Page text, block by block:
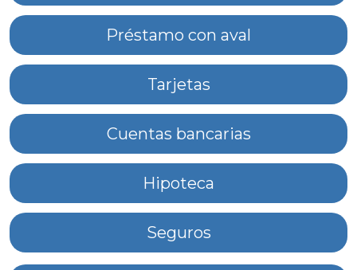
Préstamo con aval
Tarjetas
Cuentas bancarias
Hipoteca
Seguros